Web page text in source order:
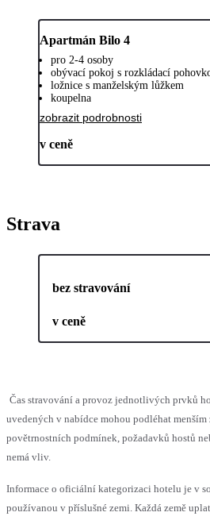
Apartmán Bilo 4
pro 2-4 osoby
obývací pokoj s rozkládací
ložnice s manželským lůžkem
koupelna
zobrazit podrobnosti
v ceně
Strava
bez stravování
v ceně
Čas stravování a provoz jednotlivých prvků
uvedených v nabídce mohou podléhat menším
povětrnostních podmínek, požadavků hostů
nemá vliv.
Informace o oficiální kategorizaci hotelu je v
používanou v příslušné zemi. Každá země